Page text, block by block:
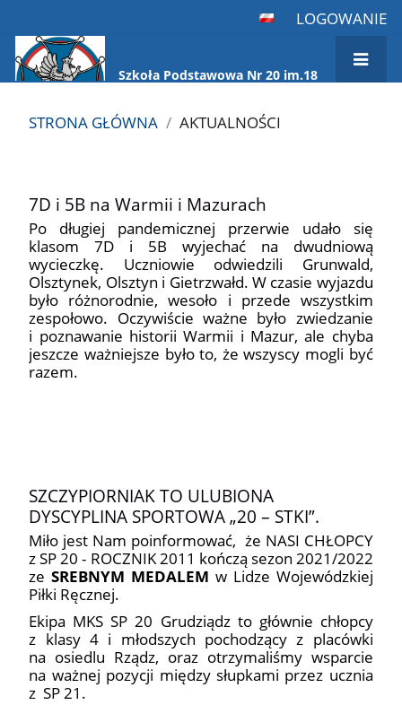
LOGOWANIE
Szkoła Podstawowa Nr 20 im.18
STRONA GŁÓWNA / AKTUALNOŚCI
7D i 5B na Warmii i Mazurach
Po długiej pandemicznej przerwie udało się
klasom 7D i 5B wyjechać na dwudniową
wycieczkę. Uczniowie odwiedzili Grunwald,
Olsztynek, Olsztyn i Gietrzwałd. W czasie wyjazdu
było różnorodnie, wesoło i przede wszystkim
zespołowo. Oczywiście ważne było zwiedzanie
i poznawanie historii Warmii i Mazur, ale chyba
jeszcze ważniejsze było to, że wszyscy mogli być
razem.
SZCZYPIORNIAK TO ULUBIONA
DYSCYPLINA SPORTOWA „20 – STKI”.
Miło jest Nam poinformować, że NASI CHŁOPCY
z SP 20 - ROCZNIK 2011 kończą sezon 2021/2022
zeSREBNYM MEDALEM w Lidze Wojewódzkiej
Piłki Ręcznej.
Ekipa MKS SP 20 Grudziądz to głównie chłopcy
z klasy 4 i młodszych pochodzący z placówki
na osiedlu Rządz, oraz otrzymaliśmy wsparcie
na ważnej pozycji między słupkami przez ucznia
z SP 21.